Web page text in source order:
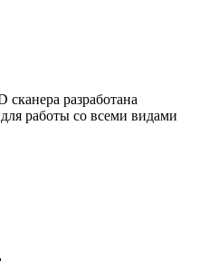
разработана
работы со всеми видами